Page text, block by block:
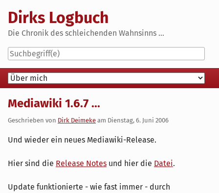
content
Dirks Logbuch
Die Chronik des schleichenden Wahnsinns ...
Navigation
Mediawiki 1.6.7 ...
Geschrieben von Dirk Deimeke am Dienstag, 6. Juni 2006
Und wieder ein neues Mediawiki-Release.
Hier sind die Release Notes und hier die Datei.
Update funktionierte - wie fast immer - durch